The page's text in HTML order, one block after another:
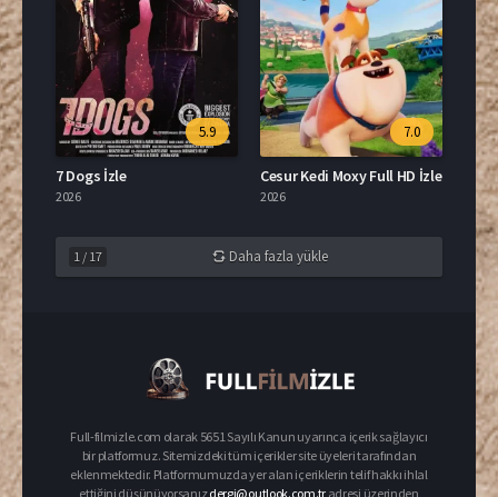
5.9
7 Dogs İzle
2026
7.0
Cesur Kedi Moxy Full HD İzle
2026
1 / 17 Daha fazla yükle
Full-filmizle.com olarak 5651 Sayılı Kanun uyarınca içerik sağlayıcı
bir platformuz. Sitemizdeki tüm içerikler site üyeleri tarafından
eklenmektedir. Platformumuzda yer alan içeriklerin telif hakkı ihlal
ettiğini düşünüyorsanızdergi@outlook.com.tr adresi üzerinden